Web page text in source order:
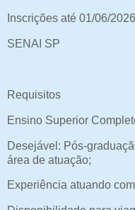
Inscrições até 01/06/2026
SENAI SP
Requisitos
Ensino Superior
Desejável: Pós-
área de atuação;
Experiência atuando